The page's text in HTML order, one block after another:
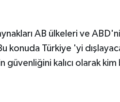
AB ülkeleri ve
konuda Türkiye 'yi
kalıcı olarak